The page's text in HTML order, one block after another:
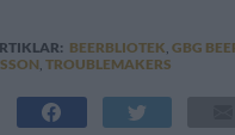
BEERBLIOTEK, GBG
, TROUBLEMAKERS